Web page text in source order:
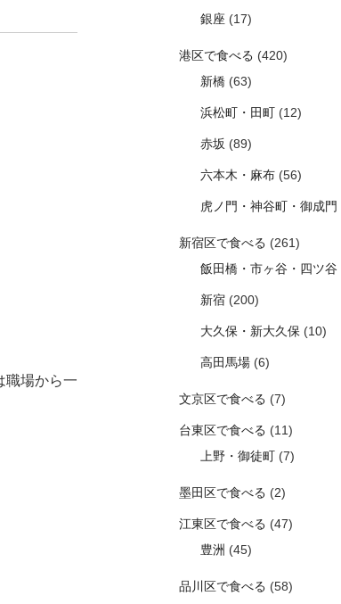
職場から一
銀座 (17)
港区で食べる (420)
新橋 (63)
浜松町・田町 (12)
赤坂 (89)
六本木・麻布 (56)
虎ノ門・神谷町・御成門
新宿区で食べる (261)
飯田橋・市ヶ谷・四ツ谷
新宿 (200)
大久保・新大久保 (10)
高田馬場 (6)
文京区で食べる (7)
台東区で食べる (11)
上野・御徒町 (7)
墨田区で食べる (2)
江東区で食べる (47)
豊洲 (45)
品川区で食べる (58)